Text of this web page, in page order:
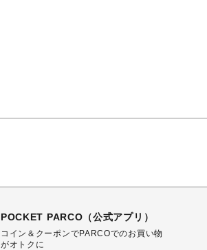
POCKET PARCO（公式アプリ）
コイン＆クーポンでPARCOでのお買い物
がオトクに